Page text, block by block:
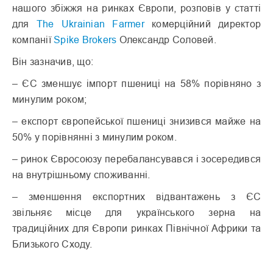
нашого збіжжя на ринках Європи, розповів у статті
для The Ukrainian Farmerкомерційний директор
компаніїSpike Brokers Олександр Соловей.
Він зазначив, що:
– ЄС зменшує імпорт пшениці на 58% порівняно з
минулим роком;
– експорт європейської пшениці знизився майже на
50% у порівнянні з минулим роком.
– ринок Євросоюзу перебалансувався і зосередився
на внутрішньому споживанні.
– зменшення експортних відвантажень з ЄС
звільняє місце для українського зерна на
традиційних для Європи ринках Північної Африки та
Близького Сходу.